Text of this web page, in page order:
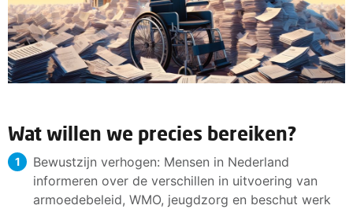
Wat willen we precies bereiken?
Bewustzijn verhogen: Mensen in Nederland
informeren over de verschillen in uitvoering van
armoedebeleid, WMO, jeugdzorg en beschut werk